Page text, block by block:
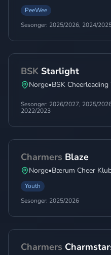
PeeWee
Sesonger: 2025/2026, 2024/
BSK Starlight
Norge•BSK Cheerleading
Sesonger: 2026/2027, 2025/
2022/2023
Charmers Blaze
Norge•Bærum Cheer
Youth
Sesonger: 2025/2026
Charmers